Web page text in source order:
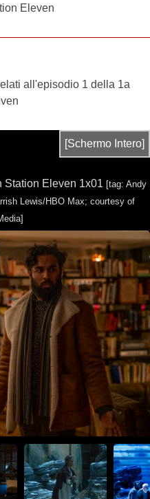
Eleven
all'episodio 1 della 1a
[Schermo Intero]
Station Eleven 1x01 [tag: Andy
Lewis/HBO Max; courtesy of